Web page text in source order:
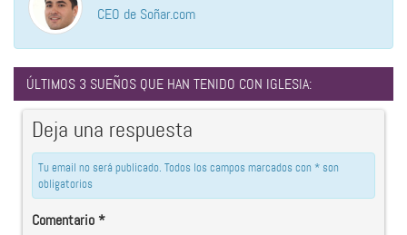
CEO de Soñar.com
ÚLTIMOS 3 SUEÑOS QUE HAN TENIDO CON IGLESIA:
Deja una respuesta
Tu email no será publicado. Todos los campos marcados con * son
obligatorios
Comentario*